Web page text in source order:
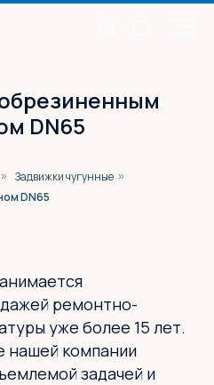
DN65
» Задвижки чугунные »
DN65
ремонтно-
уже более 15 лет.
нашей компании
задачей и